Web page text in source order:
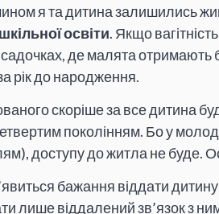
я та дитина залишились
освіти. Якщо
де малята отримають
рік до народження.
скоріше за все дитина
поколінням. Бо у
доступу до житла не буде.
бажання віддати
лише віддалений зв’язок з